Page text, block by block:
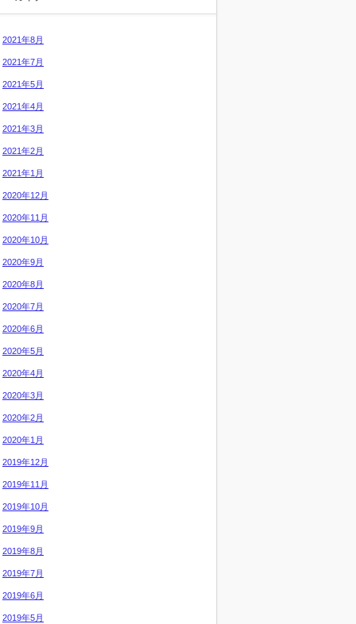
2021年8月
2021年7月
2021年5月
2021年4月
2021年3月
2021年2月
2021年1月
2020年12月
2020年11月
2020年10月
2020年9月
2020年8月
2020年7月
2020年6月
2020年5月
2020年4月
2020年3月
2020年2月
2020年1月
2019年12月
2019年11月
2019年10月
2019年9月
2019年8月
2019年7月
2019年6月
2019年5月